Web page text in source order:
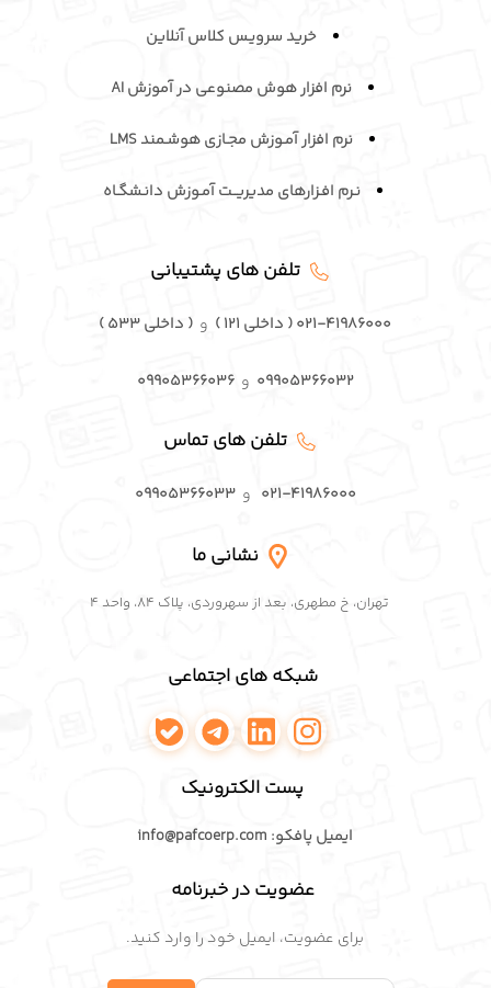
خرید سرویـس کلاس آنلاین
نرم افزار هوش مصنوعی در آموزش AI
نرم افزار آمـوزش مجـازی هوشـمند LMS
نـرم افـزارهای مدیریــت آمـوزش دانـشگـاه
تلفن های پشتیبانی
۰۲۱-۴۱۹۸۶۰۰۰ ( داخلی ۱۲۱ ) و ( داخلی ۵۳۳ )
۰۹۹۰۵۳۶۶۰۳۲ و۰۹۹۰۵۳۶۶۰۳۶
تلفن های تماس
۰۲۱-۴۱۹۸۶۰۰۰ و۰۹۹۰۵۳۶۶۰۳۳
نشانی ما
تهران، خ مطهری، بعد از سهروردی، پلاک ۸۴، واحد ۴
شبکه های اجتماعی
اینستاگرام پافکو
لینکدین پافکو
تلگرام پافکوواتساپ پافکو
پست الکترونیک
ایمیل پافکو: info@pafcoerp.com
عضویت در خبرنامه
برای عضویت، ایمیل خود را وارد کنید.